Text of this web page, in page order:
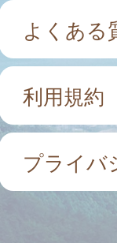
よくある
利用規約
プライバ